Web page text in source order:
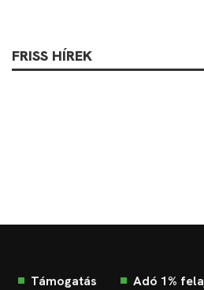
FRISS HÍREK
Támogatás Adó 1%